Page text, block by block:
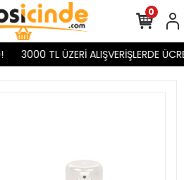
3000 TL ÜZERİ ALIŞVERİŞLERDE
0